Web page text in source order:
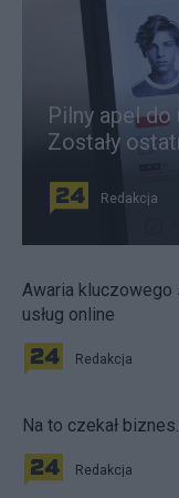
Pilny apel
Zostały
Redakcja
Awaria kluczowego
usług online
Redakcja
Na to czekał
Redakcja